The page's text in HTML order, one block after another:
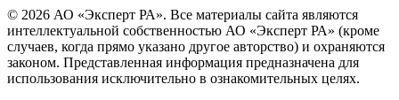
© 2026 АО «Эксперт РА». Все материалы сайта являются
интеллектуальной собственностью АО «Эксперт РА» (кроме
случаев, когда прямо указано другое авторство) и охраняются
законом. Представленная информация предназначена для
использования исключительно в ознакомительных целях.